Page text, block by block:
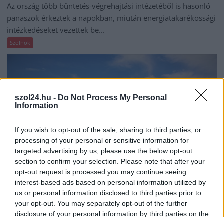
szol24.hu - Do Not Process My Personal
Information
If you wish to opt-out of the sale, sharing to third parties, or
processing of your personal or sensitive information for
targeted advertising by us, please use the below opt-out
section to confirm your selection. Please note that after your
opt-out request is processed you may continue seeing
interest-based ads based on personal information utilized by
us or personal information disclosed to third parties prior to
your opt-out. You may separately opt-out of the further
disclosure of your personal information by third parties on the
Az ország több büntetés-végrehajtási intézetéből is hasonló
panaszok érkeztek a napokban, miután energiatakarékossági
intézkedéseket vezettek be...
Szolnok
2026.08.05. Kiss Lajos
Ilyenek eddig a tapasztalatok a vendégektől – a